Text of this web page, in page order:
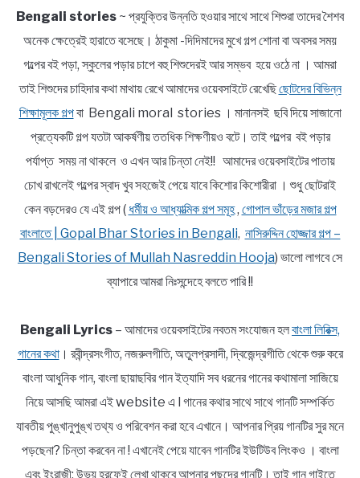
Bengali stories ~ প্রযুক্তির উন্নতি হওয়ার সাথে সাথে শিশুরা তাদের শৈশব
অনেক ক্ষেত্রেই হারাতে বসেছে। ঠাকুমা -দিদিমাদের মুখে গল্প শোনা বা অবসর সময়
গল্পের বই পড়া, স্কুলের পড়ার চাপে বহু শিশুদেরই আর সম্ভব হয়ে ওঠে না । আমরা
তাই শিশুদের চাহিদার কথা মাথায় রেখে আমাদের ওয়েবসাইটে রেখেছিছোটদের বিভিন্ন
শিক্ষামূলক গল্পবা Bengali moral stories । মানানসই ছবি দিয়ে সাজানো
প্রত্যেকটি গল্প যতটা আকর্ষণীয় ততধিক শিক্ষণীয়ও বটে। তাই গল্পের বই পড়ার
পর্যাপ্ত সময় না থাকলে ও এখন আর চিন্তা নেই!! আমাদের ওয়েবসাইটের পাতায়
চোখ রাখলেই গল্পের স্বাদ খুব সহজেই পেয়ে যাবে কিশোর কিশোরীরা । শুধু ছোটরাই
কেন বড়দেরও যে এই গল্প ( ধর্মীয় ও আধ্যাত্মিক গল্প সমূহ, গোপাল ভাঁড়ের মজার গল্প
বাংলাতে | Gopal Bhar Stories in Bengali, নাসিরুদ্দিন হোজ্জার গল্প –
Bengali Stories of Mullah Nasreddin Hooja) ভালো লাগবে সে
ব্যাপারে আমরা নিঃসন্দেহে বলতে পারি !!
Bengali Lyrics – আমাদের ওয়েবসাইটের নবতম সংযোজন হলবাংলা লিরিক্স,
গানের কথা। রবীন্দ্রসংগীত, নজরুলগীতি, অতুলপ্রসাদী, দ্বিজেন্দ্রগীতি থেকে শুরু করে
বাংলা আধুনিক গান, বাংলা ছায়াছবির গান ইত্যাদি সব ধরনের গানের কথামালা সাজিয়ে
নিয়ে আসছি আমরা এই website এ l গানের কথার সাথে সাথে গানটি সম্পর্কিত
যাবতীয় পুঙ্খানুপুঙ্খ তথ্য ও পরিবেশন করা হবে এখানে। আপনার প্রিয় গানটির সুর মনে
পড়ছেনা? চিন্তা করবেন না ! এখানেই পেয়ে যাবেন গানটির ইউটিউব লিংকও । বাংলা
এবং ইংরাজী; উভয় হরফেই লেখা থাকবে আপনার পছন্দের গানটি। তাই গান গাইতে